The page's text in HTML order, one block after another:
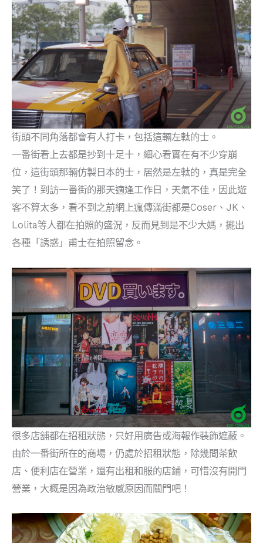
街頭不同角落都會有人打卡，包括這輛左軚的士。
一番街看上去都是抄到十足十，細心看實在有不少穿崩
位，這街頭那輛仿製日本的士，居然是左軚的，真是完全
笑了！到訪一番街的那天適逢工作日，天氣不佳，因此遊
客不算太多，看不到之前網上瘋傳滿街都是Coser、JK、
Lolita等人都在拍照的盛況，反而見到是不少大媽，擺出
各種「誘惑」甫士在拍照留念。
很多店舖都在招租狀態，只好用廣告或海報作裝飾遮蔽。
由於一番街所在的商場，仍處於招租狀態，除幾間茶飲
店、便利店在營業，還有出租和服的店鋪，可惜沒有開門
營業，大概是因為政治敏感原因而關門吧！